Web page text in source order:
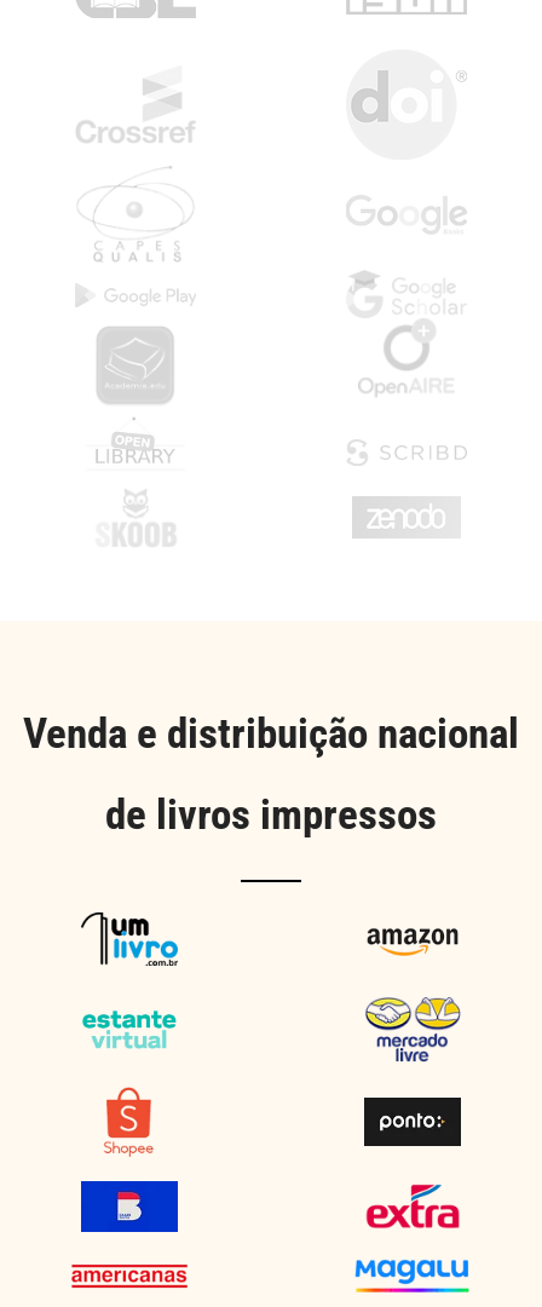
Venda e distribuição nacional
de livros impressos